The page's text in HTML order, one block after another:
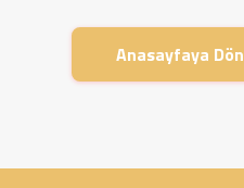
Anasayfaya Dön